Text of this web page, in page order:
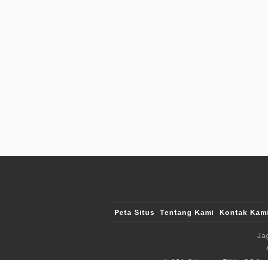
Peta Situs Tentang Kami Kontak Kami